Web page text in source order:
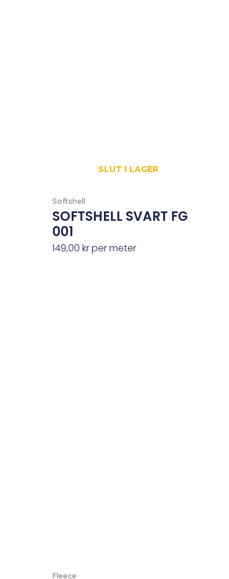
SLUT I LAGER
Softshell
SOFTSHELL SVART FG
001
149,00 krper meter
Fleece